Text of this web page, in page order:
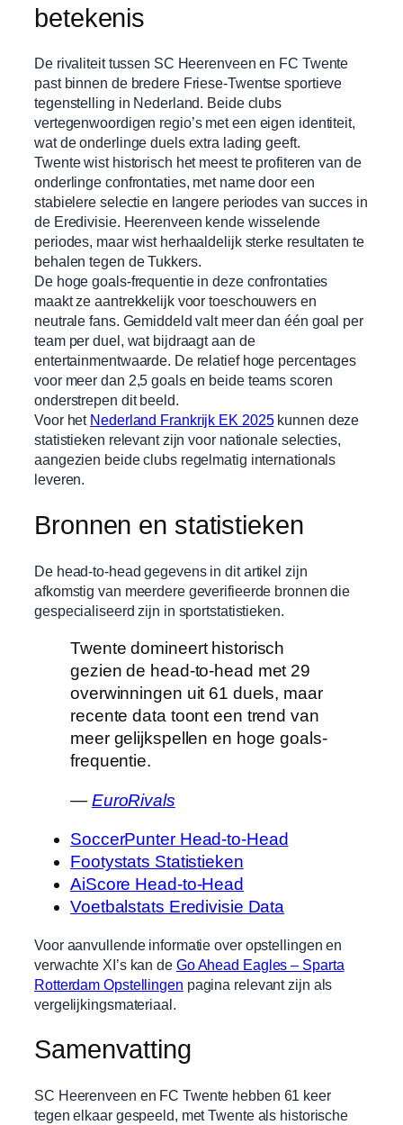
betekenis
De rivaliteit tussen SC Heerenveen en FC Twente
past binnen de bredere Friese-Twentse sportieve
tegenstelling in Nederland. Beide clubs
vertegenwoordigen regio’s met een eigen identiteit,
wat de onderlinge duels extra lading geeft.
Twente wist historisch het meest te profiteren van de
onderlinge confrontaties, met name door een
stabielere selectie en langere periodes van succes in
de Eredivisie. Heerenveen kende wisselende
periodes, maar wist herhaaldelijk sterke resultaten te
behalen tegen de Tukkers.
De hoge goals-frequentie in deze confrontaties
maakt ze aantrekkelijk voor toeschouwers en
neutrale fans. Gemiddeld valt meer dan één goal per
team per duel, wat bijdraagt aan de
entertainmentwaarde. De relatief hoge percentages
voor meer dan 2,5 goals en beide teams scoren
onderstrepen dit beeld.
Voor het Nederland Frankrijk EK 2025kunnen deze
statistieken relevant zijn voor nationale selecties,
aangezien beide clubs regelmatig internationals
leveren.
Bronnen en statistieken
De head-to-head gegevens in dit artikel zijn
afkomstig van meerdere geverifieerde bronnen die
gespecialiseerd zijn in sportstatistieken.
Twente domineert historisch
gezien de head-to-head met 29
overwinningen uit 61 duels, maar
recente data toont een trend van
meer gelijkspellen en hoge goals-
frequentie.
— EuroRivals
SoccerPunter Head-to-Head
Footystats Statistieken
AiScore Head-to-Head
Voetbalstats Eredivisie Data
Voor aanvullende informatie over opstellingen en
verwachte XI’s kan de Go Ahead Eagles – Sparta
Rotterdam Opstellingen pagina relevant zijn als
vergelijkingsmateriaal.
Samenvatting
SC Heerenveen en FC Twente hebben 61 keer
tegen elkaar gespeeld, met Twente als historische